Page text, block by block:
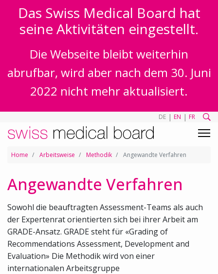
Das Swiss Medical Board hat
seine Aktivitäten eingestellt.
Die Webseite bleibt weiterhin
abrufbar, wird aber nach dem 30. Juni
2022 nicht mehr aktualisiert.
DE | EN | FR
Home Arbeitsweise Methodik Angewandte Verfahren
Angewandte Verfahren
Sowohl die beauftragten Assessment-Teams als auch
der Expertenrat orientierten sich bei ihrer Arbeit am
GRADE-Ansatz. GRADE steht für «Grading of
Recommendations Assessment, Development and
Evaluation» Die Methodik wird von einer
internationalen Arbeitsgruppe